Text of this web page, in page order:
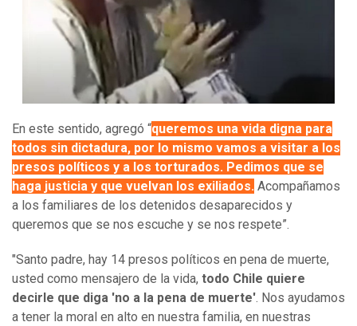
En este sentido, agregó “queremos una vida digna para
todos sin dictadura, por lo mismo vamos a visitar a los
presos políticos y a los torturados. Pedimos que se
haga justicia y que vuelvan los exiliados. Acompañamos
a los familiares de los detenidos desaparecidos y
queremos que se nos escuche y se nos respete”.
"Santo padre, hay 14 presos políticos en pena de muerte,
usted como mensajero de la vida, todo Chile quiere
decirle que diga 'no a la pena de muerte'. Nos ayudamos
a tener la moral en alto en nuestra familia, en nuestras